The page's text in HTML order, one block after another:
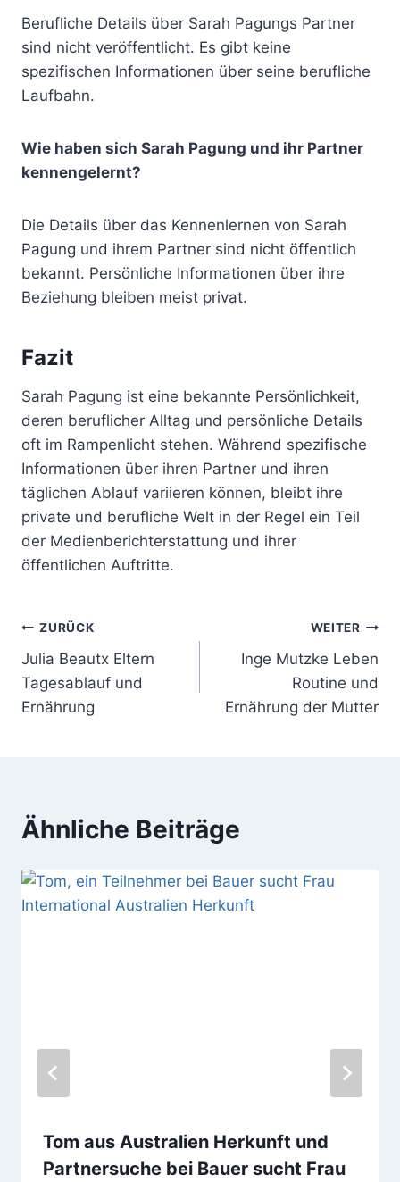
Berufliche Details über Sarah Pagungs Partner
sind nicht veröffentlicht. Es gibt keine
spezifischen Informationen über seine berufliche
Laufbahn.
Wie haben sich Sarah Pagung und ihr Partner
kennengelernt?
Die Details über das Kennenlernen von Sarah
Pagung und ihrem Partner sind nicht öffentlich
bekannt. Persönliche Informationen über ihre
Beziehung bleiben meist privat.
Fazit
Sarah Pagung ist eine bekannte Persönlichkeit,
deren beruflicher Alltag und persönliche Details
oft im Rampenlicht stehen. Während spezifische
Informationen über ihren Partner und ihren
täglichen Ablauf variieren können, bleibt ihre
private und berufliche Welt in der Regel ein Teil
der Medienberichterstattung und ihrer
öffentlichen Auftritte.
Beitragsnavigation
ZURÜCK
Julia Beautx Eltern
Tagesablauf und
Ernährung
WEITER
Inge Mutzke Leben
Routine und
Ernährung der Mutter
Ähnliche Beiträge
Tom aus Australien Herkunft und
Partnersuche bei Bauer sucht Frau